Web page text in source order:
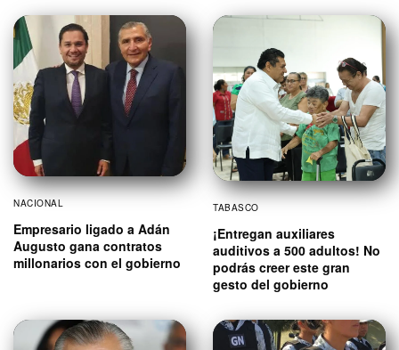
NACIONAL
Empresario ligado a Adán
Augusto gana contratos
millonarios con el gobierno
TABASCO
¡Entregan auxiliares
auditivos a 500 adultos! No
podrás creer este gran
gesto del gobierno